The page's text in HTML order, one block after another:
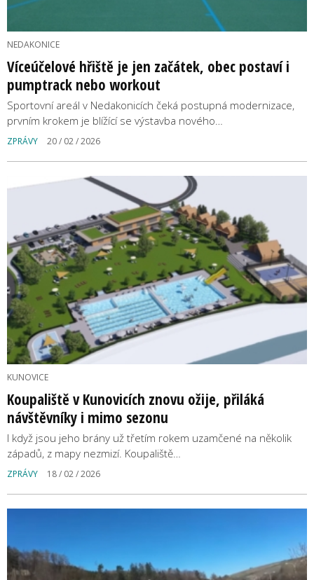
NEDAKONICE
Víceúčelové hřiště je jen začátek, obec postaví i
pumptrack nebo workout
Sportovní areál v Nedakonicích čeká postupná modernizace,
prvním krokem je blížící se výstavba nového…
ZPRÁVY 20 / 02 / 2026
KUNOVICE
Koupaliště v Kunovicích znovu ožije, přiláká
návštěvníky i mimo sezonu
I když jsou jeho brány už třetím rokem uzamčené na několik
západů, z mapy nezmizí. Koupaliště…
ZPRÁVY 18 / 02 / 2026